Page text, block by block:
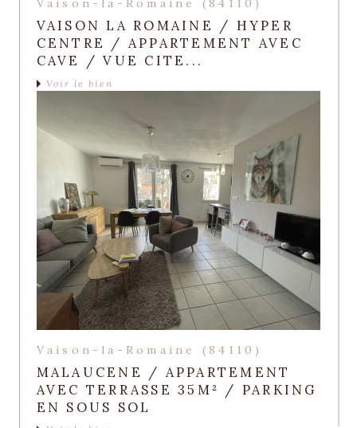
Vaison-la-Romaine (84110)
VAISON LA ROMAINE / HYPER
CENTRE / APPARTEMENT AVEC
CAVE / VUE CITE...
Voir le bien
Vaison-la-Romaine (84110)
MALAUCENE / APPARTEMENT
AVEC TERRASSE 35M² / PARKING
EN SOUS SOL